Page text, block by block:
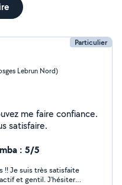
Particulier
Lebrun Nord)
me faire confiance.
satisfaire.
: 5/5
!! Je suis très satisfaite
J'hésiterai